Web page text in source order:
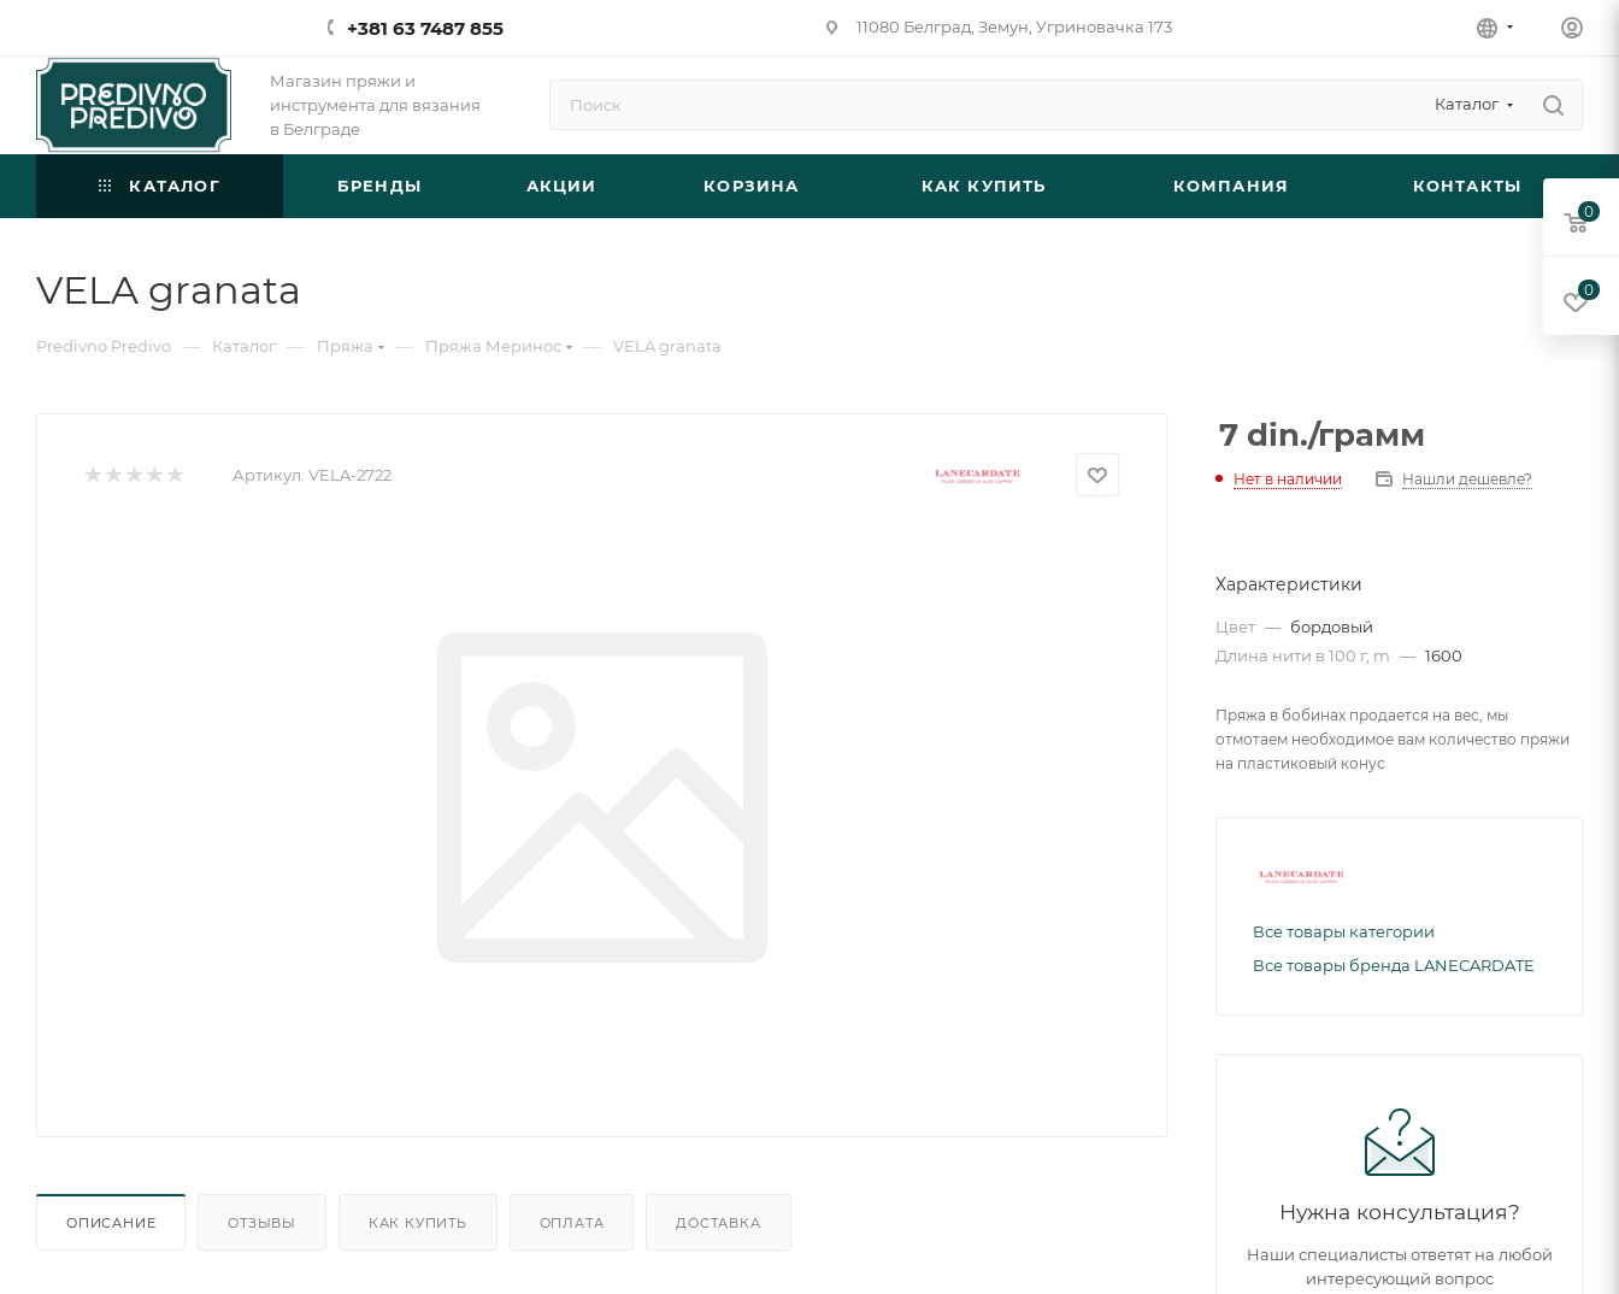
+381 63 7487 855 11080 Белград, Земун, Угриновачка 173
Магазин пряжи и
инструмента для вязания
в Белграде
Каталог
КАТАЛОГ БРЕНДЫ АКЦИИ КОРЗИНА КАК КУПИТЬ КОМПАНИЯ КОНТАКТЫ
VELA granata
Predivno Predivo — Каталог — Пряжа — Пряжа Меринос — VELA granata
Артикул: VELA-2722
ОПИСАНИЕ ОТЗЫВЫ КАК КУПИТЬ ОПЛАТА ДОСТАВКА
7 din./грамм
Нет в наличии Нашли дешевле?
Характеристики
Цвет — бордовый
Длина нити в 100 г, m — 1600
Пряжа в бобинах продается на вес, мы
отмотаем необходимое вам количество пряжи
на пластиковый конус
Все товары категории
Все товары бренда LANECARDATE
Нужна консультация?
Наши специалисты ответят на любой
интересующий вопрос
0
0